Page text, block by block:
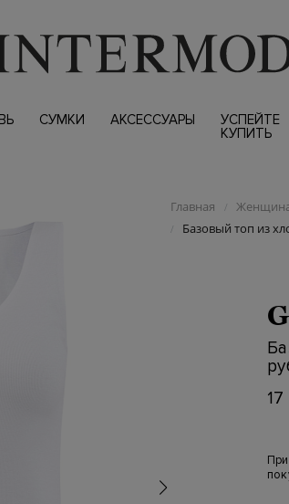
СУМКИ АКСЕССУАРЫ
УСПЕЙТЕ
КУПИТЬ
Главная /
/ Базовый топ из